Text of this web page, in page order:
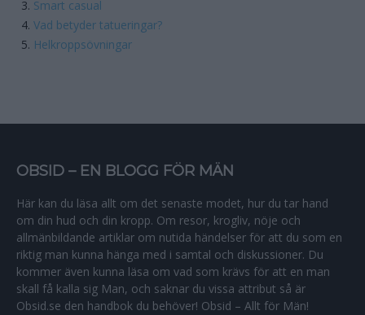
Smart casual
Vad betyder tatueringar?
Helkroppsövningar
OBSID – EN BLOGG FÖR MÄN
Här kan du läsa allt om det senaste modet, hur du tar hand
om din hud och din kropp. Om resor, krogliv, nöje och
allmänbildande artiklar om nutida händelser för att du som en
riktig man kunna hänga med i samtal och diskussioner. Du
kommer även kunna läsa om vad som krävs för att en man
skall få kalla sig Man, och saknar du vissa attribut så är
Obsid.se den handbok du behöver! Obsid – Allt för Män!